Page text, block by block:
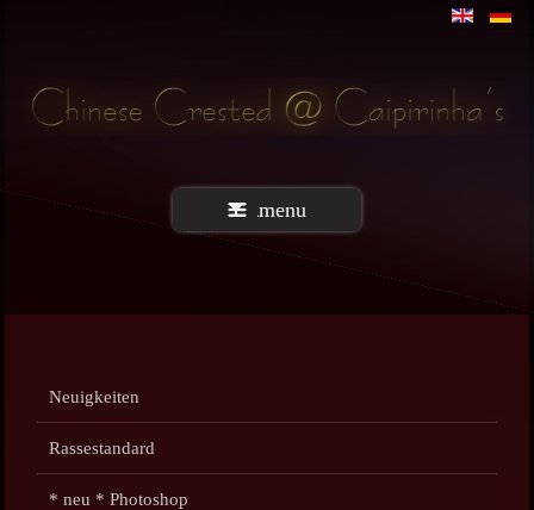
menu
Neuigkeiten
Rassestandard
* neu * Photoshop